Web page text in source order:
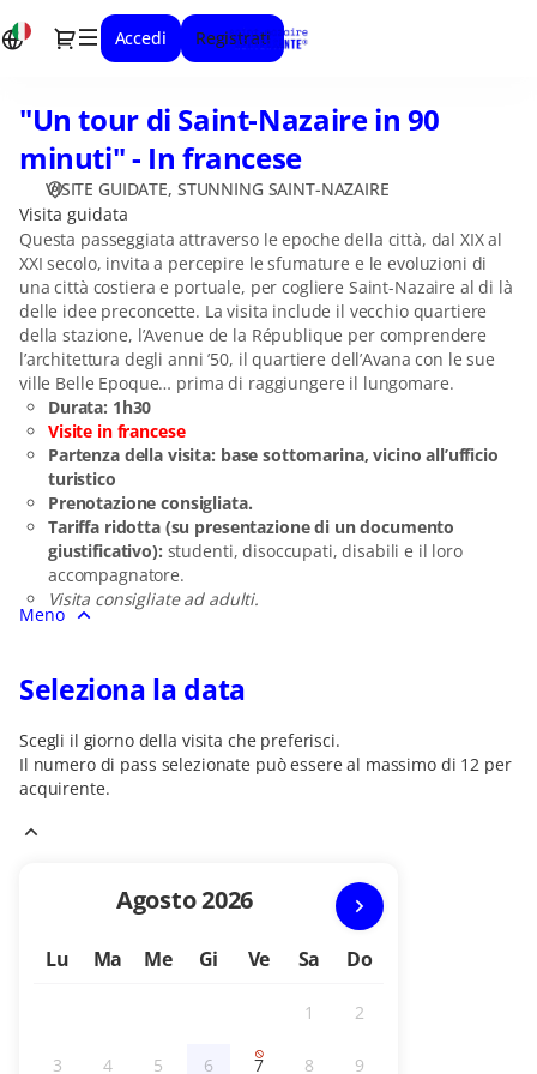
Dialogo
Accedi Registrati
la
tour
Saint-
Nazaire
minuti"
francese]
Stunning
Saint-
Nazaire
"Un
di
Saint-
Nazaire
in
90
minuti"
-
In
francese
"Un tour di Saint-Nazaire in 90
minuti" - In francese
VISITE GUIDATE STUNNING SAINT-NAZAIRE
Visita guidata
Questa passeggiata attraverso le epoche della città, dal XIX al
XXI secolo, invita a percepire le sfumature e le evoluzioni di
una città costiera e portuale, per cogliere Saint-Nazaire al di là
delle idee preconcette. La visita include il vecchio quartiere
della stazione, l’Avenue de la République per comprendere
l’architettura degli anni ’50, il quartiere dell’Avana con le sue
ville Belle Epoque… prima di raggiungere il lungomare.
Durata: 1h30
Visite in francese
Partenza della visita: base sottomarina, vicino all’ufficio
turistico
Prenotazione consigliata.
Tariffa ridotta (su presentazione di un documento
giustificativo): studenti, disoccupati, disabili e il loro
accompagnatore.
Visita consigliate ad adulti.
Meno
Seleziona la data
Scegli il giorno della visita che preferisci.
Il numero di pass selezionate può essere al massimo di 12 per
acquirente.
Mese
Agosto2026
Lu Ma Me Gi Ve Sa Do
1
Inattivo
2
Inattivo
3
4 5 6 7 8 9